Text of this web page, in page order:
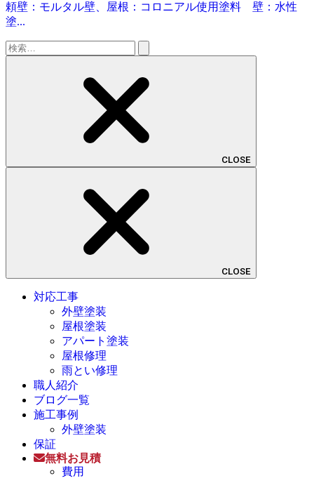
頼壁：モルタル壁、屋根：コロニアル使用塗料 壁：水性
塗...
検
索:
CLOSE
CLOSE
対応工事
外壁塗装
屋根塗装
アパート塗装
屋根修理
雨とい修理
職人紹介
ブログ一覧
施工事例
外壁塗装
保証
無料お見積
費用